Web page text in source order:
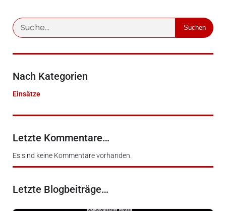
Suchen
Nach Kategorien
Einsätze
Letzte Kommentare…
Es sind keine Kommentare vorhanden.
Letzte Blogbeiträge…